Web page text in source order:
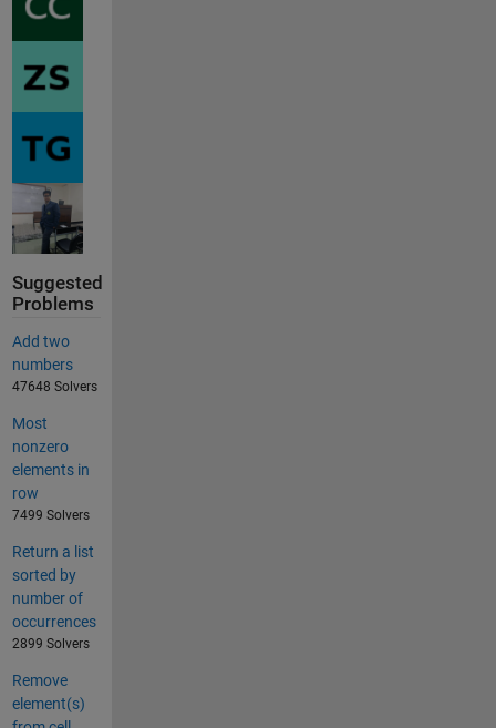
Suggested
Problems
Add two
numbers
47648 Solvers
Most
nonzero
elements in
row
7499 Solvers
Return a list
sorted by
number of
occurrences
2899 Solvers
Remove
element(s)